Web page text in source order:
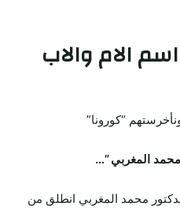
الام والاب
“كورونا”
محمد المغربي ”…
محمد المغربي انطلق من